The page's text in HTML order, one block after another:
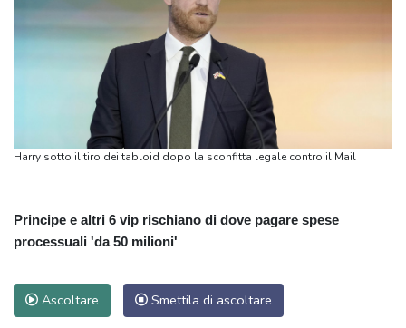
Harry sotto il tiro dei tabloid dopo la sconfitta legale contro il Mail
Principe e altri 6 vip rischiano di dove pagare spese
processuali 'da 50 milioni'
Ascoltare Smettila di ascoltare